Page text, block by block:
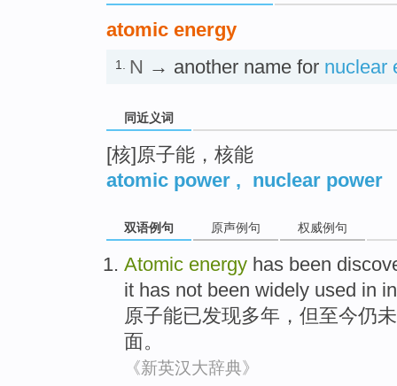
atomic energy
1. N → another name for nuclear
同近义词
[核]原子能，核能
atomic power , nuclear power
双语例句 原声例句 权威例句
Atomic energy has been
it has not been widely used in
原子能已发现多年 ， 但至今仍未
面。
《新英汉大辞典》